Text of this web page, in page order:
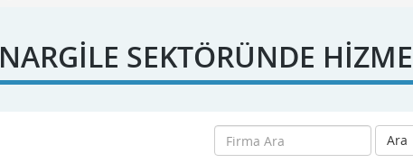
NARGILE SEKTÖRÜNDE
Ara